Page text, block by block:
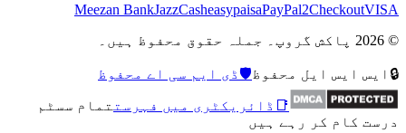
Meezan BankJazzCasheasypaisaPayPal2CheckoutVISA
© 2026 پاکش گروپ۔ جملہ حقوق محفوظ ہیں۔
🔒 ایس ایس ایل محفوظ🛡️ڈی ایم سی اے محفوظ
📑 ڈائریکٹری میں فہرست تمام سسٹم
درست کام کر رہے ہیں